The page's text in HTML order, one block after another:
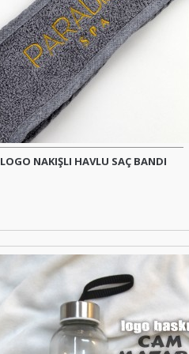
LOGO NAKIŞLI HAVLU SAÇ BANDI